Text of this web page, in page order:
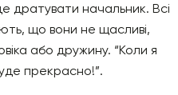
дратувати начальник. Всі
що вони не щасливі,
або дружину. “Коли я
прекрасно!”.